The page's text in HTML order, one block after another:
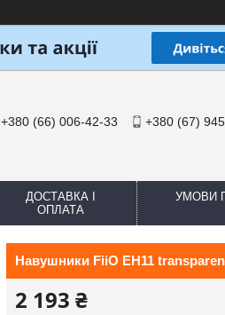
+380 (66) 006-42-33 +380 (67)
ДОСТАВКА І
ОПЛАТА
УМОВИ
Навушники FiiO EH11
2 193 ₴